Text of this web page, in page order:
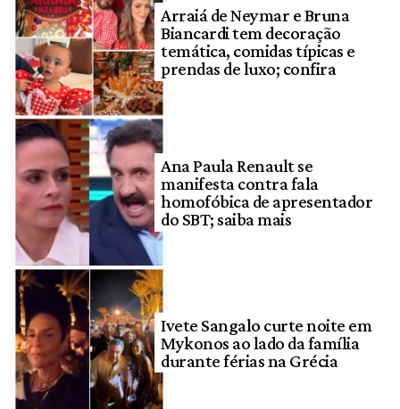
Arraiá de Neymar e Bruna
Biancardi tem decoração
temática, comidas típicas e
prendas de luxo; confira
Ana Paula Renault se
manifesta contra fala
homofóbica de apresentador
do SBT; saiba mais
Ivete Sangalo curte noite em
Mykonos ao lado da família
durante férias na Grécia